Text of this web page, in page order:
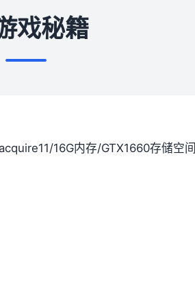
戏秘籍
16G内存/GTX1660​存储空间​